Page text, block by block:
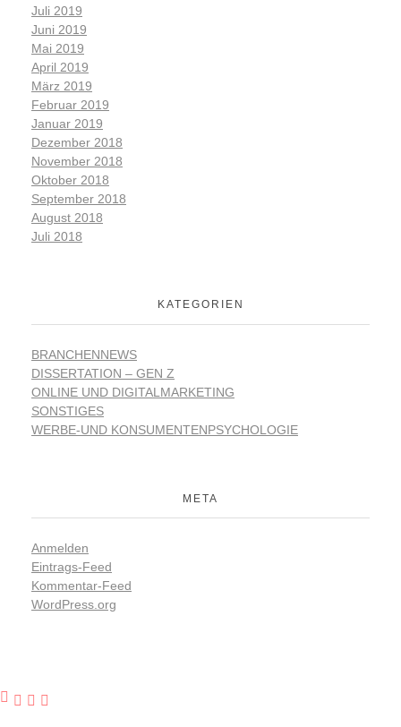
Juli 2019
Juni 2019
Mai 2019
April 2019
März 2019
Februar 2019
Januar 2019
Dezember 2018
November 2018
Oktober 2018
September 2018
August 2018
Juli 2018
KATEGORIEN
BRANCHENNEWS
DISSERTATION – GEN Z
ONLINE UND DIGITALMARKETING
SONSTIGES
WERBE-UND KONSUMENTENPSYCHOLOGIE
META
Anmelden
Eintrags-Feed
Kommentar-Feed
WordPress.org